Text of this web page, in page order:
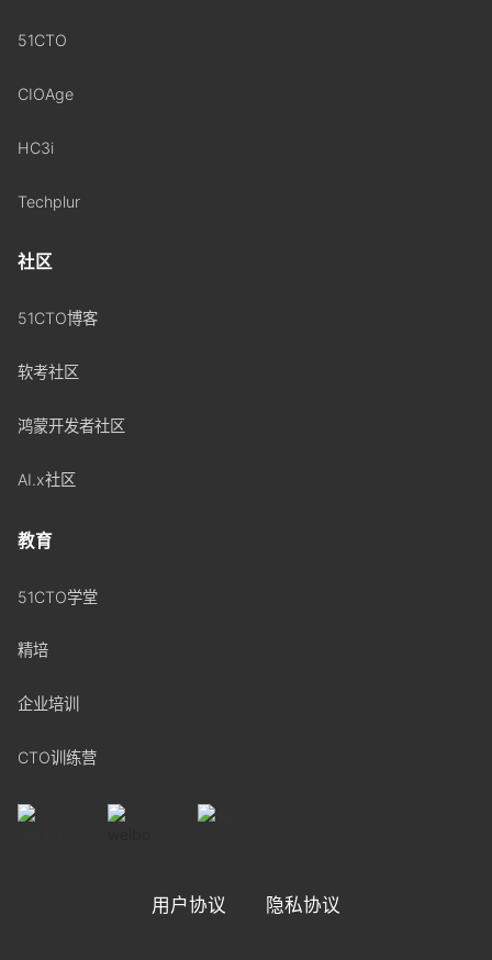
51CTO
CIOAge
HC3i
Techplur
社区
51CTO博客
软考社区
鸿蒙开发者社区
AI.x社区
教育
51CTO学堂
精培
企业培训
CTO训练营
用户协议 隐私协议